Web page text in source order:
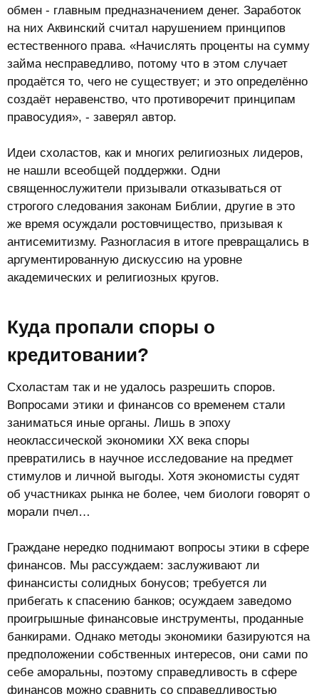
обмен - главным предназначением денег. Заработок
на них Аквинский считал нарушением принципов
естественного права. «Начислять проценты на сумму
займа несправедливо, потому что в этом случает
продаётся то, чего не существует; и это определённо
создаёт неравенство, что противоречит принципам
правосудия», - заверял автор.
Идеи схоластов, как и многих религиозных лидеров,
не нашли всеобщей поддержки. Одни
священнослужители призывали отказываться от
строгого следования законам Библии, другие в это
же время осуждали ростовчищество, призывая к
антисемитизму. Разногласия в итоге превращались в
аргументированную дискуссию на уровне
академических и религиозных кругов.
Куда пропали споры о
кредитовании?​
Схоластам так и не удалось разрешить споров.
Вопросами этики и финансов со временем стали
заниматься иные органы. Лишь в эпоху
неоклассической экономики XX века споры
превратились в научное исследование на предмет
стимулов и личной выгоды. Хотя экономисты судят
об участниках рынка не более, чем биологи говорят о
морали пчел…
Граждане нередко поднимают вопросы этики в сфере
финансов. Мы рассуждаем: заслуживают ли
финансисты солидных бонусов; требуется ли
прибегать к спасению банков; осуждаем заведомо
проигрышные финансовые инструменты, проданные
банкирами. Однако методы экономики базируются на
предположении собственных интересов, они сами по
себе аморальны, поэтому справедливость в сфере
финансов можно сравнить со справедливостью